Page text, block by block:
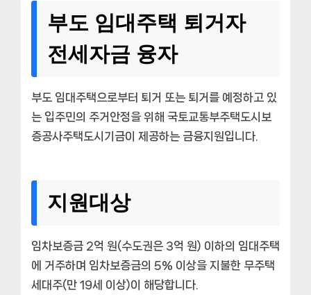
부도 임대주택 퇴거자
전세자금 융자
부도 임대주택으로부터 퇴거 또는 퇴거를 예정하고 있
는 입주민의 주거안정을 위해 국토교통부주택도시보
증공사주택도시기금이 제공하는 금융지원입니다.
지원대상
임차보증금 2억 원(수도권은 3억 원) 이하의 임대주택
에 거주하며 임차보증금의 5% 이상을 지불한 무주택
세대주(만 19세 이상)이 해당합니다.